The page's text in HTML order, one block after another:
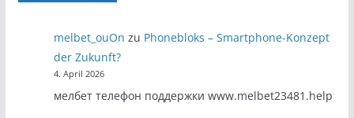
melbet_ouOn zu Phonebloks – Smartphone-Konzept
der Zukunft?
4. April 2026
мелбет телефон поддержки www.melbet23481.help